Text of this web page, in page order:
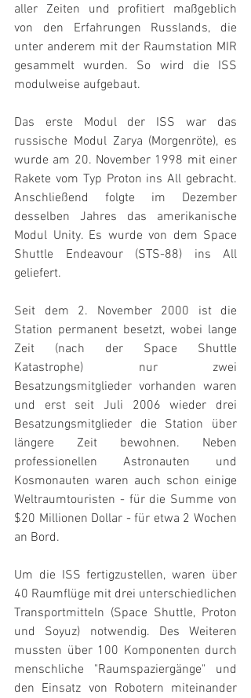
aller Zeiten und profitiert maßgeblich
von den Erfahrungen Russlands, die
unter anderem mit der Raumstation MIR
gesammelt wurden. So wird die ISS
modulweise aufgebaut.
Das erste Modul der ISS war das
russische Modul Zarya (Morgenröte), es
wurde am 20. November 1998 mit einer
Rakete vom Typ Proton ins All gebracht.
Anschließend folgte im Dezember
desselben Jahres das amerikanische
Modul Unity. Es wurde von dem Space
Shuttle Endeavour (STS-88) ins All
geliefert.
Seit dem 2. November 2000 ist die
Station permanent besetzt, wobei lange
Zeit (nach der Space Shuttle
Katastrophe) nur zwei
Besatzungsmitglieder vorhanden waren
und erst seit Juli 2006 wieder drei
Besatzungsmitglieder die Station über
längere Zeit bewohnen. Neben
professionellen Astronauten und
Kosmonauten waren auch schon einige
Weltraumtouristen - für die Summe von
$20 Millionen Dollar - für etwa 2 Wochen
an Bord.
Um die ISS fertigzustellen, waren über
40 Raumflüge mit drei unterschiedlichen
Transportmitteln (Space Shuttle, Proton
und Soyuz) notwendig. Des Weiteren
mussten über 100 Komponenten durch
menschliche "Raumspaziergänge" und
den Einsatz von Robotern miteinander